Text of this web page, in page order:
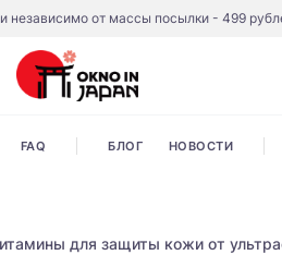
независимо от массы посылки - 499
FAQ БЛОГ НОВОСТИ
для защиты кожи от